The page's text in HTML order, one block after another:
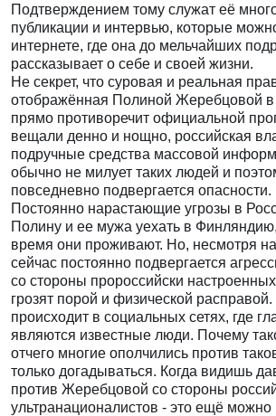
Подтверждением тому служат её
публикации и интервью, которые
интернете, где она до мельчайших
рассказывает о себе и своей жизни.
Не секрет, что суровая и реальная
отображённая Полиной Жеребцовой в
прямо противоречит официальной
вещали денно и нощно, российская
подручные средства массовой
обычно не милует таких людей и
повседневно подвергается опасности.
Постоянно нарастающие угрозы в
Полину и ее мужа уехать в
время они проживают. Но, несмотря
сейчас постоянно подвергается
со стороны пророссийски
грозят порой и физической
происходит в социальных сетях, где
являются известные люди. Почему
отчего многие ополчились против
только догадываться. Когда видишь
против Жеребцовой со стороны
ультранационалистов - это ещё можно